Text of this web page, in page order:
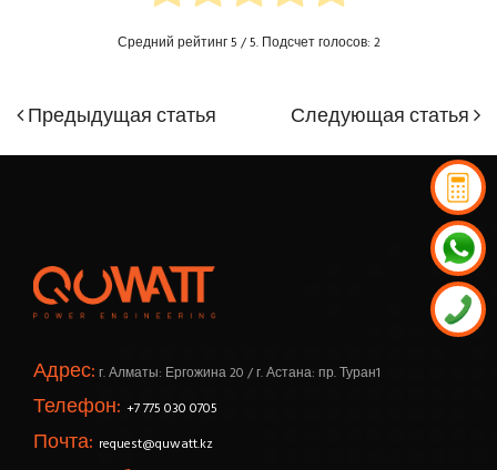
Средний рейтинг5 / 5. Подсчет голосов: 2
Навигация
по
Предыдущая
Предыдущая статья
Следующая
Следующая статья
Адрес: г. Алматы: Ергожина 20 / г. Астана: пр. Туран1
Телефон: +7 775 030 0705
Почта: request@quwatt.kz